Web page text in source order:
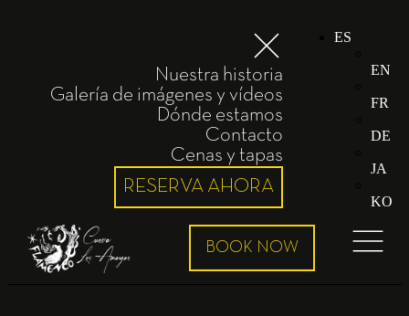
Nuestra historia
Galería de imágenes y vídeos
Dónde estamos
Contacto
Cenas y tapas
RESERVA AHORA
ES
EN
FR
DE
JA
KO